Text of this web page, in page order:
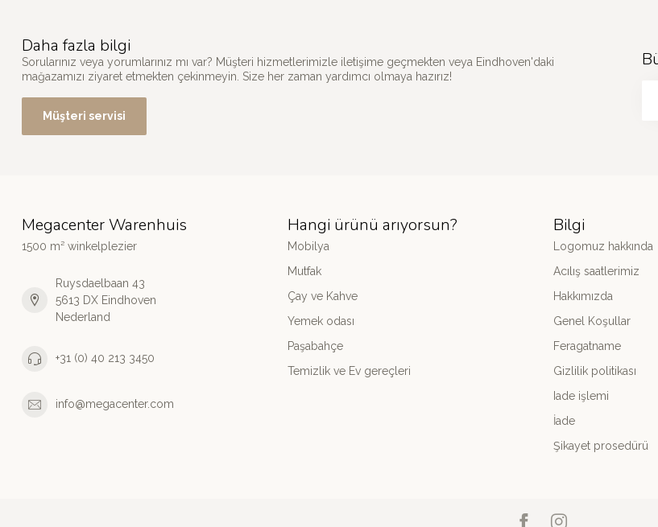
Daha fazla bilgi
Sorularınız veya yorumlarınız mı var? Müşteri hizmetlerimizle iletişime geçmekten veya Eindhoven'daki
mağazamızı ziyaret etmekten çekinmeyin. Size her zaman yardımcı olmaya hazırız!
Müşteri servisi
Megacenter Warenhuis
1500 m² winkelplezier
Ruysdaelbaan 43
5613 DX Eindhoven
Nederland
+31 (0) 40 213 3450
info@megacenter.com
Hangi ürünü arıyorsun?
Mobilya
Mutfak
Çay ve Kahve
Yemek odası
Paşabahçe
Temizlik ve Ev gereçleri
Bilgi
Logomuz hakkında
Acılış saatlerimiz
Hakkımızda
Genel Koşullar
Feragatname
Gizlilik politikası
Iade işlemi
İade
Şikayet prosedürü